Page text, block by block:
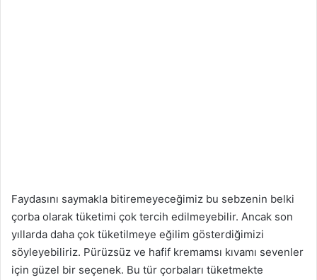
Faydasını saymakla bitiremeyeceğimiz bu sebzenin belki
çorba olarak tüketimi çok tercih edilmeyebilir. Ancak son
yıllarda daha çok tüketilmeye eğilim gösterdiğimizi
söyleyebiliriz. Pürüzsüz ve hafif kremamsı kıvamı sevenler
için güzel bir seçenek. Bu tür çorbaları tüketmekte